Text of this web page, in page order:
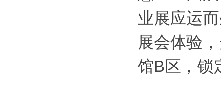
业展应运
展会体验
馆B区，锁